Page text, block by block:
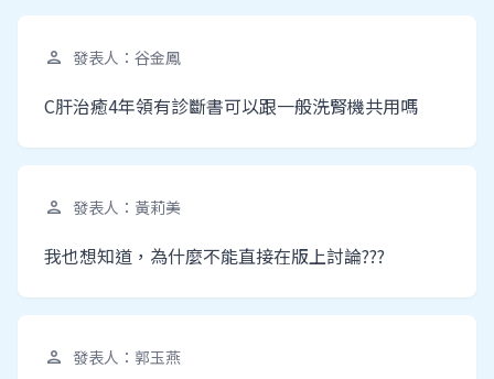
person 發表人：谷金鳳
C肝治癒4年領有診斷書可以跟一般洗腎機共用嗎
person 發表人：黃莉美
我也想知道，為什麼不能直接在版上討論???
person 發表人：郭玉燕